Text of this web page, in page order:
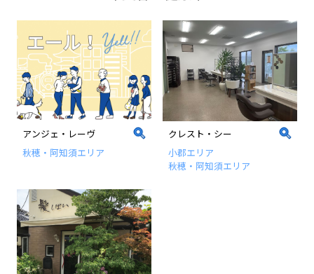
新規登録の事業者の皆様
すでにご登録済み事業者の皆様
イベント情報の掲載はこちら
アンジェ・レーヴ
秋穂・阿知須エリア
クレスト・シー
小郡エリア
秋穂・阿知須エリア